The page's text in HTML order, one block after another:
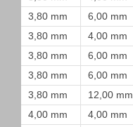
3,80 mm
6,00 mm
3,80 mm
4,00 mm
3,80 mm
6,00 mm
3,80 mm
6,00 mm
3,80 mm
12,00 mm
4,00 mm
4,00 mm